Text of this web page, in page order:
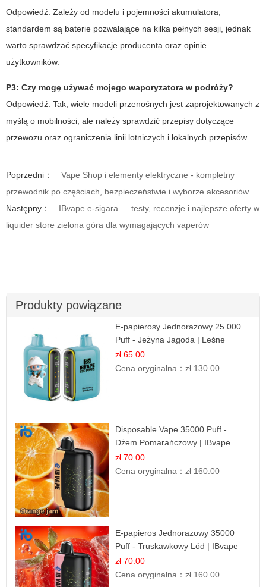
Odpowiedź: Zależy od modelu i pojemności akumulatora;
standardem są baterie pozwalające na kilka pełnych sesji, jednak
warto sprawdzać specyfikacje producenta oraz opinie
użytkowników.
P3: Czy mogę używać mojego waporyzatora w podróży?
Odpowiedź: Tak, wiele modeli przenośnych jest zaprojektowanych z
myślą o mobilności, ale należy sprawdzić przepisy dotyczące
przewozu oraz ograniczenia linii lotniczych i lokalnych przepisów.
Poprzedni：
Vape Shop i elementy elektryczne - kompletny
przewodnik po częściach, bezpieczeństwie i wyborze akcesoriów
Następny：
IBvape e-sigara — testy, recenzje i najlepsze oferty w
liquider store zielona góra dla wymagających vaperów
Produkty powiązane
E-papierosy Jednorazowy 25 000
Puff - Jeżyna Jagoda | Leśne
Owoce
zł 65.00
Cena oryginalna：zł 130.00
Disposable Vape 35000 Puff -
Dżem Pomarańczowy | IBvape
zł 70.00
Cena oryginalna：zł 160.00
E-papieros Jednorazowy 35000
Puff - Truskawkowy Lód | IBvape
zł 70.00
Cena oryginalna：zł 160.00